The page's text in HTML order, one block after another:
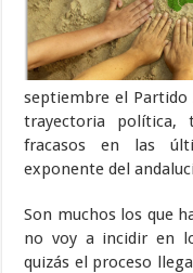
septiembre el Partido
trayectoria política,
fracasos en las
exponente del
Son muchos los que
no voy a incidir en
quizás el proceso